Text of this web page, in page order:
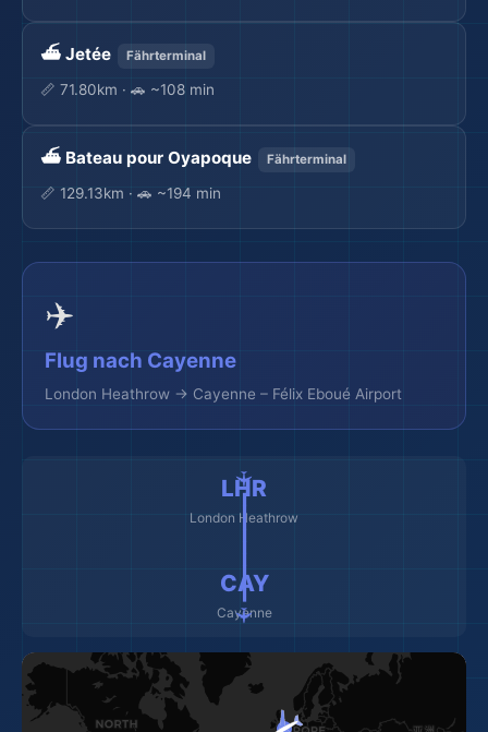
⛴️ Jetée Fährterminal
📏 71.80km · 🚗 ~108 min
⛴️ Bateau pour Oyapoque Fährterminal
📏 129.13km · 🚗 ~194 min
✈️
Flug nach Cayenne
London Heathrow → Cayenne – Félix Eboué Airport
LHR
London Heathrow
✈️ ━━━━━━━━━ ✈️
CAY
Cayenne